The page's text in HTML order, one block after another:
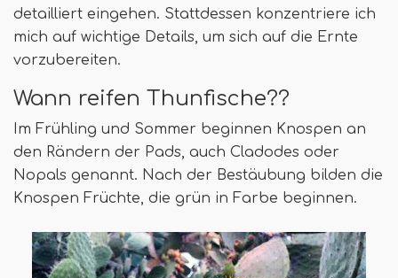
detailliert eingehen. Stattdessen konzentriere ich
mich auf wichtige Details, um sich auf die Ernte
vorzubereiten.
Wann reifen Thunfische??
Im Frühling und Sommer beginnen Knospen an
den Rändern der Pads, auch Cladodes oder
Nopals genannt. Nach der Bestäubung bilden die
Knospen Früchte, die grün in Farbe beginnen.